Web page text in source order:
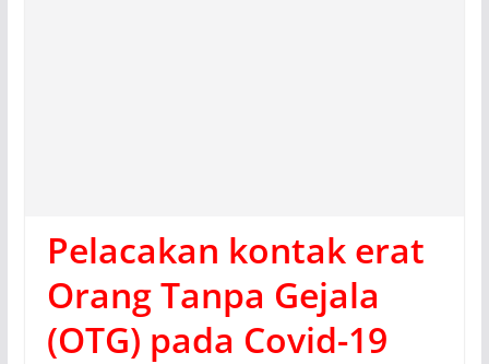
Pelacakan kontak erat
Orang Tanpa Gejala
(OTG) pada Covid-19